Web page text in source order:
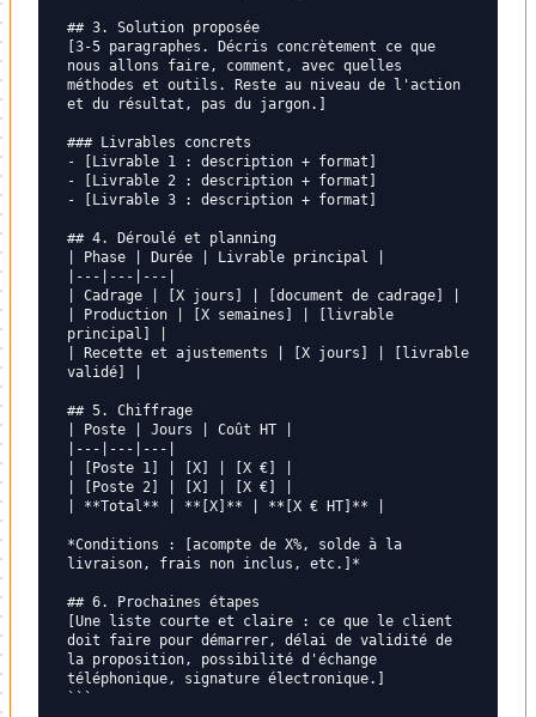
## 3. Solution proposée
[3-5 paragraphes. Décris concrètement ce que
nous allons faire, comment, avec quelles
méthodes et outils. Reste au niveau de l'action
et du résultat, pas du jargon.]
### Livrables concrets
- [Livrable 1 : description + format]
- [Livrable 2 : description + format]
- [Livrable 3 : description + format]
## 4. Déroulé et planning
| Phase | Durée | Livrable principal |
|---|---|---|
| Cadrage | [X jours] | [document de cadrage] |
| Production | [X semaines] | [livrable
principal] |
| Recette et ajustements | [X jours] | [livrable
validé] |
## 5. Chiffrage
| Poste | Jours | Coût HT |
|---|---|---|
| [Poste 1] | [X] | [X €] |
| [Poste 2] | [X] | [X €] |
| **Total** | **[X]** | **[X € HT]** |
*Conditions : [acompte de X%, solde à la
livraison, frais non inclus, etc.]*
## 6. Prochaines étapes
[Une liste courte et claire : ce que le client
doit faire pour démarrer, délai de validité de
la proposition, possibilité d'échange
téléphonique, signature électronique.]
```